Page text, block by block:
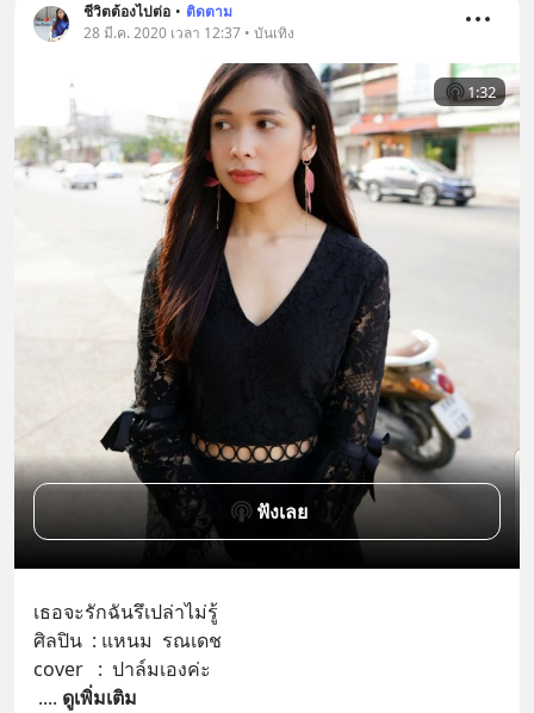
ชีวิตต้องไปต่อ • ติดตาม
28 มี.ค. 2020 เวลา 12:37 • บันเทิง
1:32
ฟังเลย
เธอจะรักฉันรึเปล่าไม่รู้
ศิลปิน  : แหนม  รณเดช
cover   :  ปาล์มเองค่ะ
.... ดูเพิ่มเติม